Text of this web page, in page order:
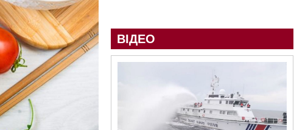
ВІДЕО